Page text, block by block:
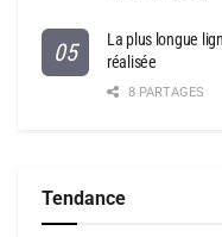
La plus longue
réalisée
8 PARTAGES
Tendance